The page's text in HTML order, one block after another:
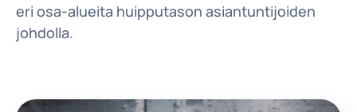
eri osa-alueita huipputason asiantuntijoiden
johdolla.